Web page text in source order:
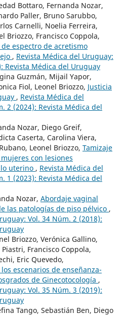
Bottaro, Fernanda Nozar,
Paller, Bruno Sarubbo,
Carnelli, Noelia Ferreira,
Briozzo, Francisco Coppola,
espectro de acretismo
, Revista Médica del Uruguay:
Revista Médica del Uruguay
Guzmán, Mijail Yapor,
Fiol, Leonel Briozzo, Justicia
, Revista Médica del
2 (2024): Revista Médica del
Nozar, Diego Greif,
Caserta, Carolina Viera,
Leonel Briozzo, Tamizaje
con lesiones
uterino , Revista Médica del
1 (2023): Revista Médica del
Nozar, Abordaje vaginal
las patologías de piso pélvico ,
Vol. 34 Núm. 2 (2018):
Briozzo, Verónica Gallino,
Francisco Coppola,
Eric Quevedo,
escenarios de enseñanza-
de Ginecotocología ,
Vol. 35 Núm. 3 (2019):
Tango, Sebastián Ben, Diego